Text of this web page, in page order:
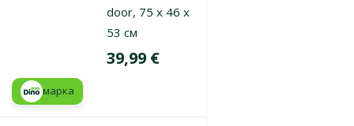
door, 75 x 46 x
53 см
Цена
39,99 €
марка